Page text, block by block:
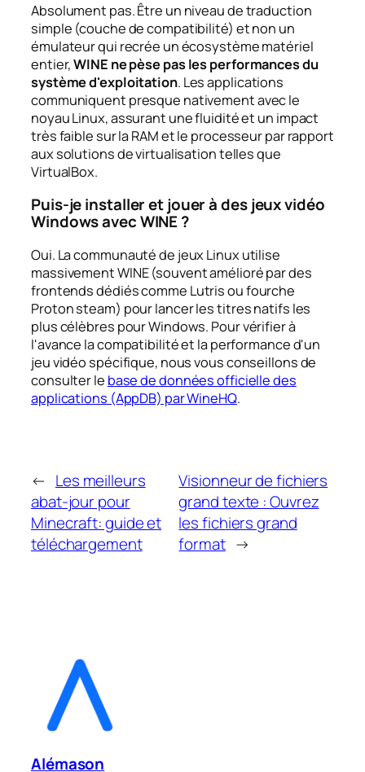
Absolument pas. Être un niveau de traduction
simple (couche de compatibilité) et non un
émulateur qui recrée un écosystème matériel
entier,WINE ne pèse pas les performances du
système d'exploitation. Les applications
communiquent presque nativement avec le
noyau Linux, assurant une fluidité et un impact
très faible sur la RAM et le processeur par rapport
aux solutions de virtualisation telles que
VirtualBox.
Puis-je installer et jouer à des jeux vidéo
Windows avec WINE ?
Oui. La communauté de jeux Linux utilise
massivement WINE (souvent amélioré par des
frontends dédiés comme Lutrisou fourche
Protonsteam) pour lancer les titres natifs les
plus célèbres pour Windows. Pour vérifier à
l'avance la compatibilité et la performance d'un
jeu vidéo spécifique, nous vous conseillons de
consulter le base de données officielle des
applications (AppDB) par WineHQ.
← Les meilleurs
abat-jour pour
Minecraft: guide et
téléchargement
Visionneur de fichiers
grand texte : Ouvrez
les fichiers grand
format →
Alémason